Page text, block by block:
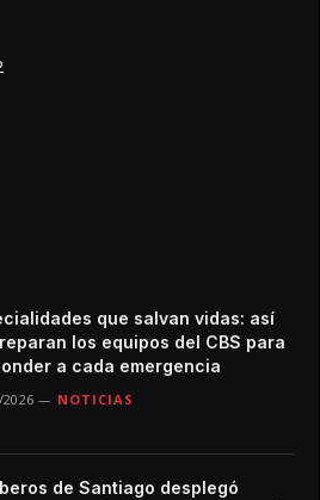
que salvan vidas: así
los equipos del CBS para
a cada emergencia
NOTICIAS
de Santiago desplegó